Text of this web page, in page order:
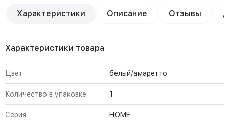
Характеристики Описание Отзывы
Характеристики товара
Цвет белый/амаретто
Количество в упаковке 1
Серия HOME